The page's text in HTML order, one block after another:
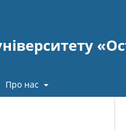
Про нас